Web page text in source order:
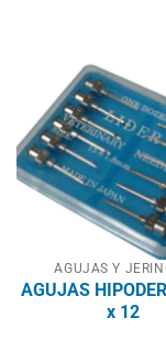
AGUJAS Y
AGUJAS
x 12